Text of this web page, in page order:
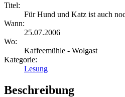
Titel:
Für Hund und Katz ist auch
Wann:
25.07.2006
Wo:
Kaffeemühle - Wolgast
Kategorie:
Lesung
Beschreibung